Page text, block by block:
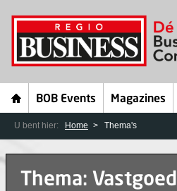
BOB Events Magazines
U bent hier: Home Thema's
Thema: Vastgoed